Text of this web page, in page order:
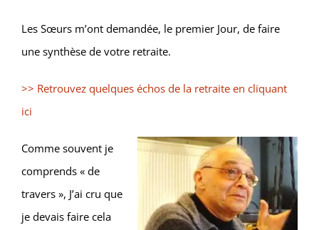
Les Sœurs m’ont demandée, le premier Jour, de faire
une synthèse de votre retraite.
>> Retrouvez quelques échos de la retraite en cliquant
ici
Comme souvent je
comprends « de
travers », J’ai cru que
je devais faire cela